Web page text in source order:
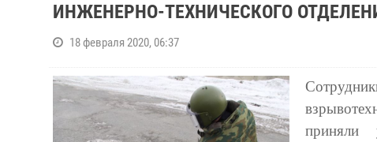
ИНЖЕНЕРНО-ТЕХНИЧЕСКОГО
18 февраля 2020, 06:37
приняли